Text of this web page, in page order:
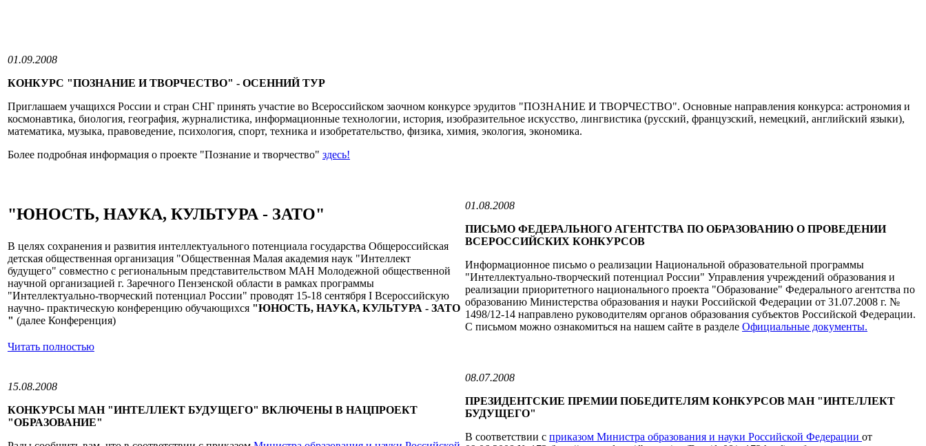
01.09.2008
КОНКУРС "ПОЗНАНИЕ И ТВОРЧЕСТВО" - ОСЕННИЙ ТУР
Приглашаем учащихся России и стран СНГ принять участие во Всероссийском заочном конкурсе эрудитов "ПОЗНАНИЕ И ТВОРЧЕСТВО". Основные направления конкурса: астрономия и
космонавтика, биология, география, журналистика, информационные технологии, история, изобразительное искусство, лингвистика (русский, французский, немецкий, английский языки),
математика, музыка, правоведение, психология, спорт, техника и изобретательство, физика, химия, экология, экономика.
Более подробная информация о проекте "Познание и творчество" здесь!
"ЮНОСТЬ, НАУКА, КУЛЬТУРА - ЗАТО"
В целях сохранения и развития интеллектуального потенциала государства Общероссийская
детская общественная организация "Общественная Малая академия наук "Интеллект
будущего" совместно с региональным представительством МАН Молодежной общественной
научной организацией г. Заречного Пензенской области в рамках программы
"Интеллектуально-творческий потенциал России" проводят 15-18 сентября I Всероссийскую
научно- практическую конференцию обучающихся "ЮНОСТЬ, НАУКА, КУЛЬТУРА - ЗАТО
" (далее Конференция)
Читать полностью
15.08.2008
КОНКУРСЫ МАН "ИНТЕЛЛЕКТ БУДУЩЕГО" ВКЛЮЧЕНЫ В НАЦПРОЕКТ
"ОБРАЗОВАНИЕ"
01.08.2008
ПИСЬМО ФЕДЕРАЛЬНОГО АГЕНТСТВА ПО ОБРАЗОВАНИЮ О ПРОВЕДЕНИИ
ВСЕРОССИЙСКИХ КОНКУРСОВ
Информационное письмо о реализации Национальной образовательной программы
"Интеллектуально-творческий потенциал России" Управления учреждений образования и
реализации приоритетного национального проекта "Образование" Федерального агентства по
образованию Министерства образования и науки Российской Федерации от 31.07.2008 г. №
1498/12-14 направлено руководителям органов образования субъектов Российской Федерации.
С письмом можно ознакомиться на нашем сайте в разделе Официальные документы.
08.07.2008
ПРЕЗИДЕНТСКИЕ ПРЕМИИ ПОБЕДИТЕЛЯМ КОНКУРСОВ МАН "ИНТЕЛЛЕКТ
БУДУЩЕГО"
В соответствии с приказом Министра образования и науки Российской Федерации от